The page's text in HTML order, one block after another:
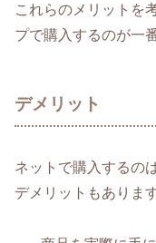
これらのメリットを
プで購入するのが一
デメリット
ネットで購入するの
デメリットもあります